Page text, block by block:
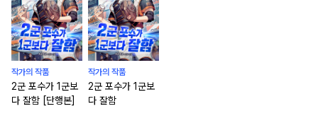
작가의 작품
2군 포수가 1군보
다 잘함 [단행본]
작가의 작품
2군 포수가 1군보
다 잘함